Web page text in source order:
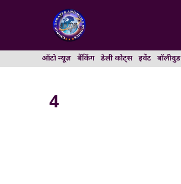
ऑटो न्यूज़ बैंकिंग डेली कोट्स इवेंट बॉलीवुड
4